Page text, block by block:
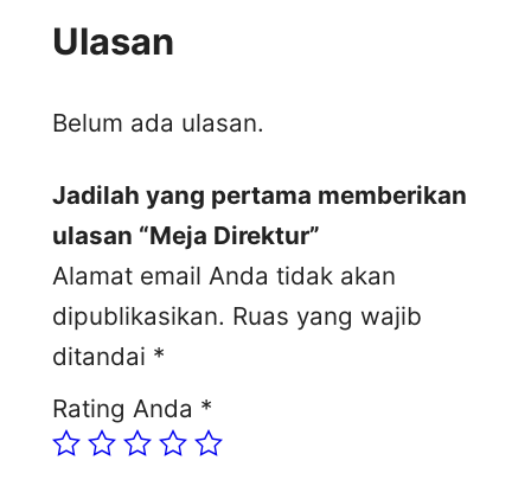
Ulasan
Belum ada ulasan.
Jadilah yang pertama memberikan
ulasan “Meja Direktur”
Alamat email Anda tidak akan
dipublikasikan. Ruas yang wajib
ditandai *
Rating Anda *